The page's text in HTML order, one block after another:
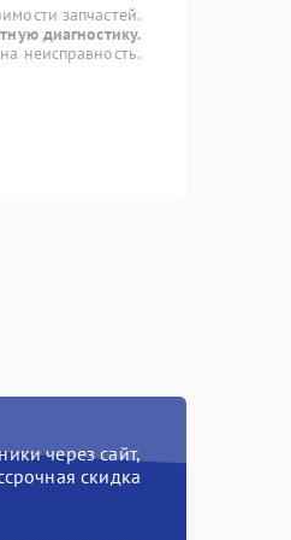
запчастей.
диагностику.
неисправность.
через сайт,
скидка